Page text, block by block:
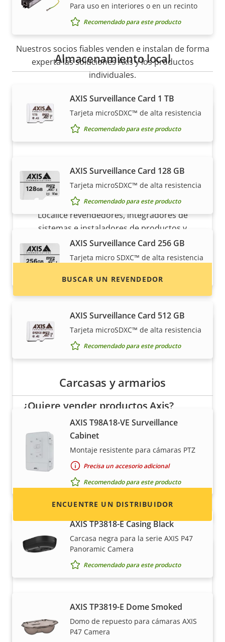
Para uso en interiores o en un recinto
Recomendado para este producto
Almacenamiento local
AXIS Surveillance Card 1 TB
Tarjeta microSDXC™ de alta resistencia
Recomendado para este producto
AXIS Surveillance Card 128 GB
Tarjeta microSDXC™ de alta resistencia
Recomendado para este producto
AXIS Surveillance Card 256 GB
Tarjeta micro SDXC™ de alta resistencia
AXIS Surveillance Card 512 GB
Tarjeta microSDXC™ de alta resistencia
Recomendado para este producto
Carcasas y armarios
AXIS T98A18-VE Surveillance
Cabinet
Montaje resistente para cámaras PTZ
Precisa un accesorio adicional
Recomendado para este producto
AXIS TP3818-E Casing Black
Carcasa negra para la serie AXIS P47
Panoramic Camera
Recomendado para este producto
AXIS TP3819-E Dome Smoked
Domo de repuesto para cámaras AXIS
P47 Camera
Cómo comprar
Nuestros socios fiables venden e instalan de forma
experta las soluciones Axis y los productos
individuales.
¿Quiere comprar productos Axis?
Localice revendedores, integradores de
sistemas e instaladores de productos y
sistemas de Axis.
BUSCAR UN REVENDEDOR
¿Quiere vender productos Axis?
¿Está interesado en convertirse en
revendedor? Encuentre información de
contacto de distribuidores de productos y
sistemas Axis.
ENCUENTRE UN DISTRIBUIDOR
Hágase socio